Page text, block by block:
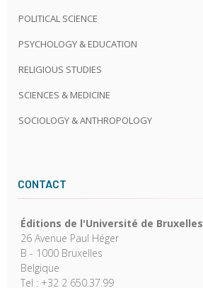
POLITICAL SCIENCE
PSYCHOLOGY & EDUCATION
RELIGIOUS STUDIES
SCIENCES & MEDICINE
SOCIOLOGY & ANTHROPOLOGY
CONTACT
Éditions de l'Université de Bruxelles
26 Avenue Paul Héger
B - 1000 Bruxelles
Belgique
Tel : +32 2 650.37.99